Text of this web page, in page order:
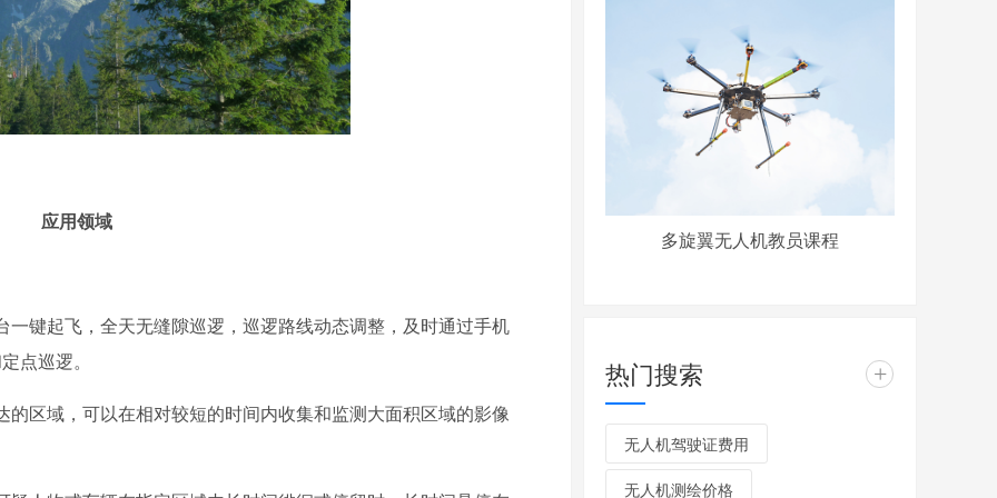
应用领域
键起飞，全天无缝隙巡逻，巡逻路线动态调整，及时通过手机
点巡逻。
区域，可以在相对较短的时间内收集和监测大面积区域的影像
多旋翼无人机教员课程
热门搜索 +
无人机驾驶证费用
无人机测绘价格